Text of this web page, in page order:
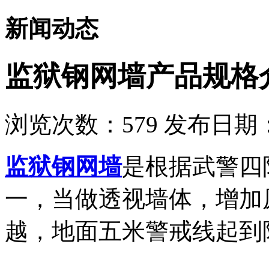
新闻动态
监狱钢网墙产品规格
浏览次数： 579 发布日期
监狱钢网墙是根据武警
一，当做透视墙体，增
越，地面五米警戒线起